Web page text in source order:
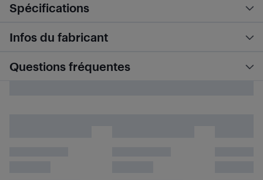
Spécifications
Infos du fabricant
Questions fréquentes